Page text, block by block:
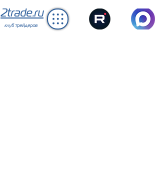
2trade.ru
клуб трейдеров